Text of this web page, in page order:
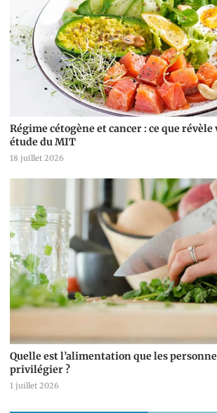
Régime cétogène et cancer : ce que
étude du MIT
18 juillet 2026
Quelle est l’alimentation que les
privilégier ?
1 juillet 2026